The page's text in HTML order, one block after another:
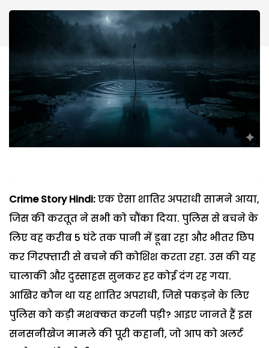
Crime Story Hindi:एक ऐसा शातिर अपराधी सामने आया,
जिस की करतूत ने सभी को चौंका दिया. पुलिस से बचने के
लिए वह करीब 5 घंटे तक पानी में डूबा रहा और भीतर छिप
कर गिरफ्तारी से बचने की कोशिश करता रहा. उस की यह
चालाकी और दुस्साहस सुनकर हर कोई दंग रह गया.
आखिर कौन था यह शातिर अपराधी, जिसे पकड़ने के लिए
पुलिस को कड़ी मशक्कत करनी पड़ी? आइए जानते हैं इस
सनसनीखेज मामले की पूरी कहानी, जो आप को अलर्ट